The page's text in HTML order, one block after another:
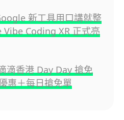
新工具用口講就整
Vibe Coding XR 正式亮
香港 Day Day 搶免
惠＋每日搶免單